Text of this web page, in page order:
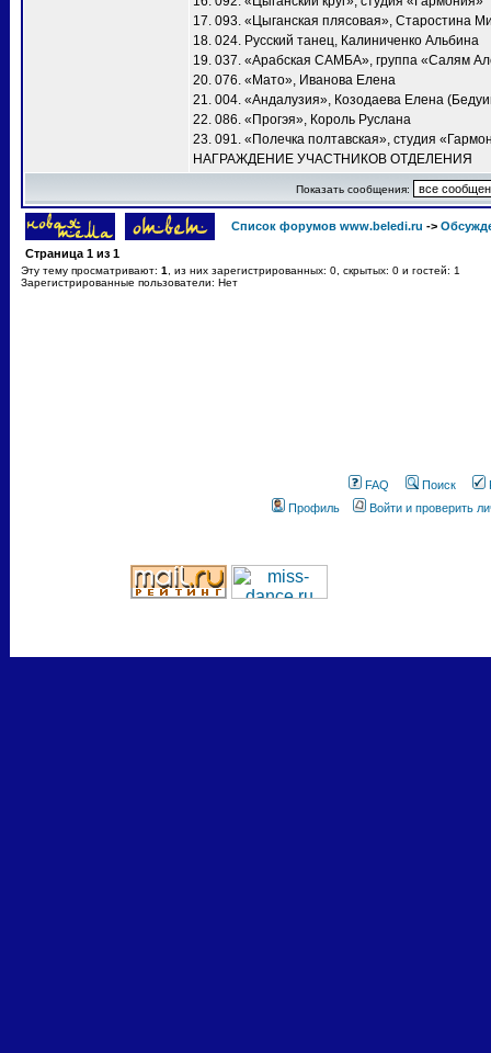
17. 093. «Цыганская плясовая», Старостина
18. 024. Русский танец, Калиниченко Альбина
19. 037. «Арабская САМБА», группа «Салям
20. 076. «Мато», Иванова Елена
21. 004. «Андалузия», Козодаева Елена
22. 086. «Прогэя», Король Руслана
23. 091. «Полечка полтавская», студия
НАГРАЖДЕНИЕ УЧАСТНИКОВ ОТДЕЛЕНИЯ
Показать сообщения:
Список форумов www.beledi.ru ->
Страница 1 из 1
Эту тему просматривают: 1
, из них зарегистрированных: 0, скрытых: 0 и гостей: 1
Зарегистрированные пользователи: Нет
FAQ Поиск
Профиль
Войти и проверить